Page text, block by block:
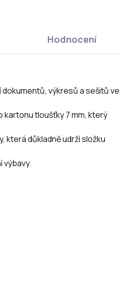
Hodnocení
výkresů a sešitů ve
tloušťky 7 mm, který
která důkladně udrží složku
výbavy.